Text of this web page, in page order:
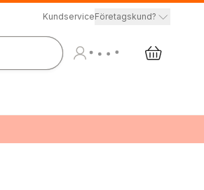
KundserviceFöretagskund?